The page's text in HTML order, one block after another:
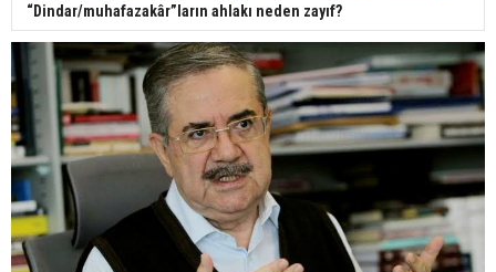
“Dindar/muhafazakâr”ların ahlakı neden zayıf?